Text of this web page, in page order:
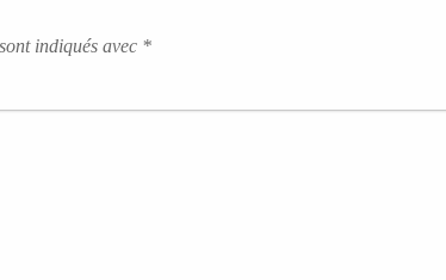
indiqués avec *